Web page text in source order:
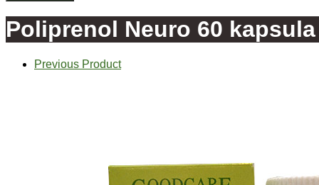
Poliprenol Neuro 60 kapsula
Previous Product